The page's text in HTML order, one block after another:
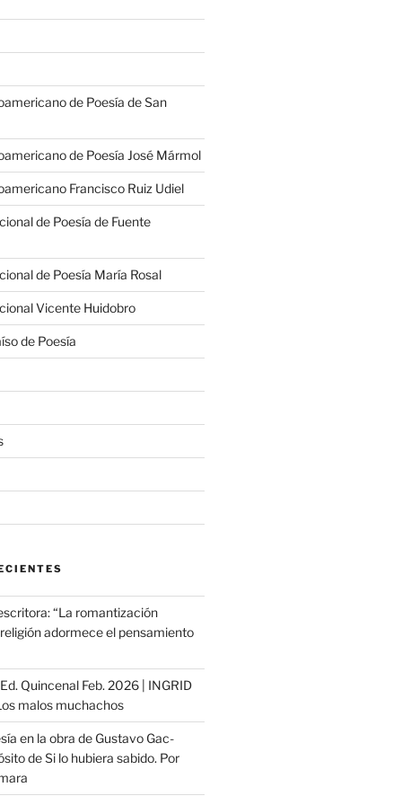
de Poesía de San
de Poesía José Mármol
Francisco Ruiz Udiel
de Poesía de Fuente
de Poesía María Rosal
Vicente Huidobro
de Poesía
“La romantización
adormece el pensamiento
Quincenal Feb. 2026 | INGRID
malos muchachos
en la obra de Gustavo Gac-
de Si lo hubiera sabido. Por